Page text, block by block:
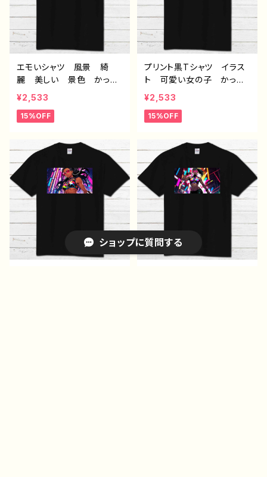
エモいシャツ 風景 綺
麗 美しい 景色 かっこ
いい メンズ レディー
ス おしゃれ プリント黒T
シャツ 個性的 おすす
イラストレーター 絵師
デザイン コラボ オリジ
ナル デザイン グッズ
半袖シャツ ノンブランド
J1-9
¥2,533
15%OFF
プリント黒Tシャツ イラス
ト 可愛い女の子 かっこ
いい女子 美しい女の子
黒髪 ロングヘア おしゃ
れ エモい メンズ レデ
め 人気 イラストレータ
ー 絵師 クリエイター
半袖シャツ コラボ オリ
ジナル デザイン グッ
ズ ノンブランド J1-9
¥2,533
15%OFF
ショップに質問する